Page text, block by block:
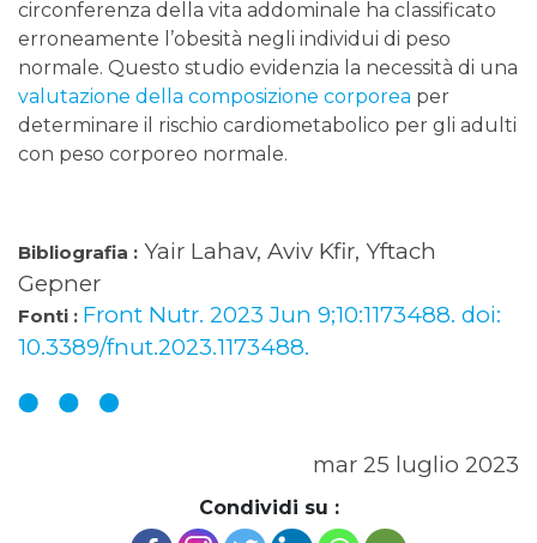
circonferenza della vita addominale ha classificato
erroneamente l’obesità negli individui di peso
normale. Questo studio evidenzia la necessità di una
valutazione della composizione corporea per
determinare il rischio cardiometabolico per gli adulti
con peso corporeo normale.
Bibliografia : Yair Lahav, Aviv Kfir, Yftach
Gepner
Fonti : Front Nutr. 2023 Jun 9;10:1173488. doi:
10.3389/fnut.2023.1173488.
mar 25 luglio 2023
Condividi su :